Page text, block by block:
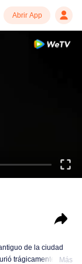
Abrir App
de la ciudad
trágicamente enMás